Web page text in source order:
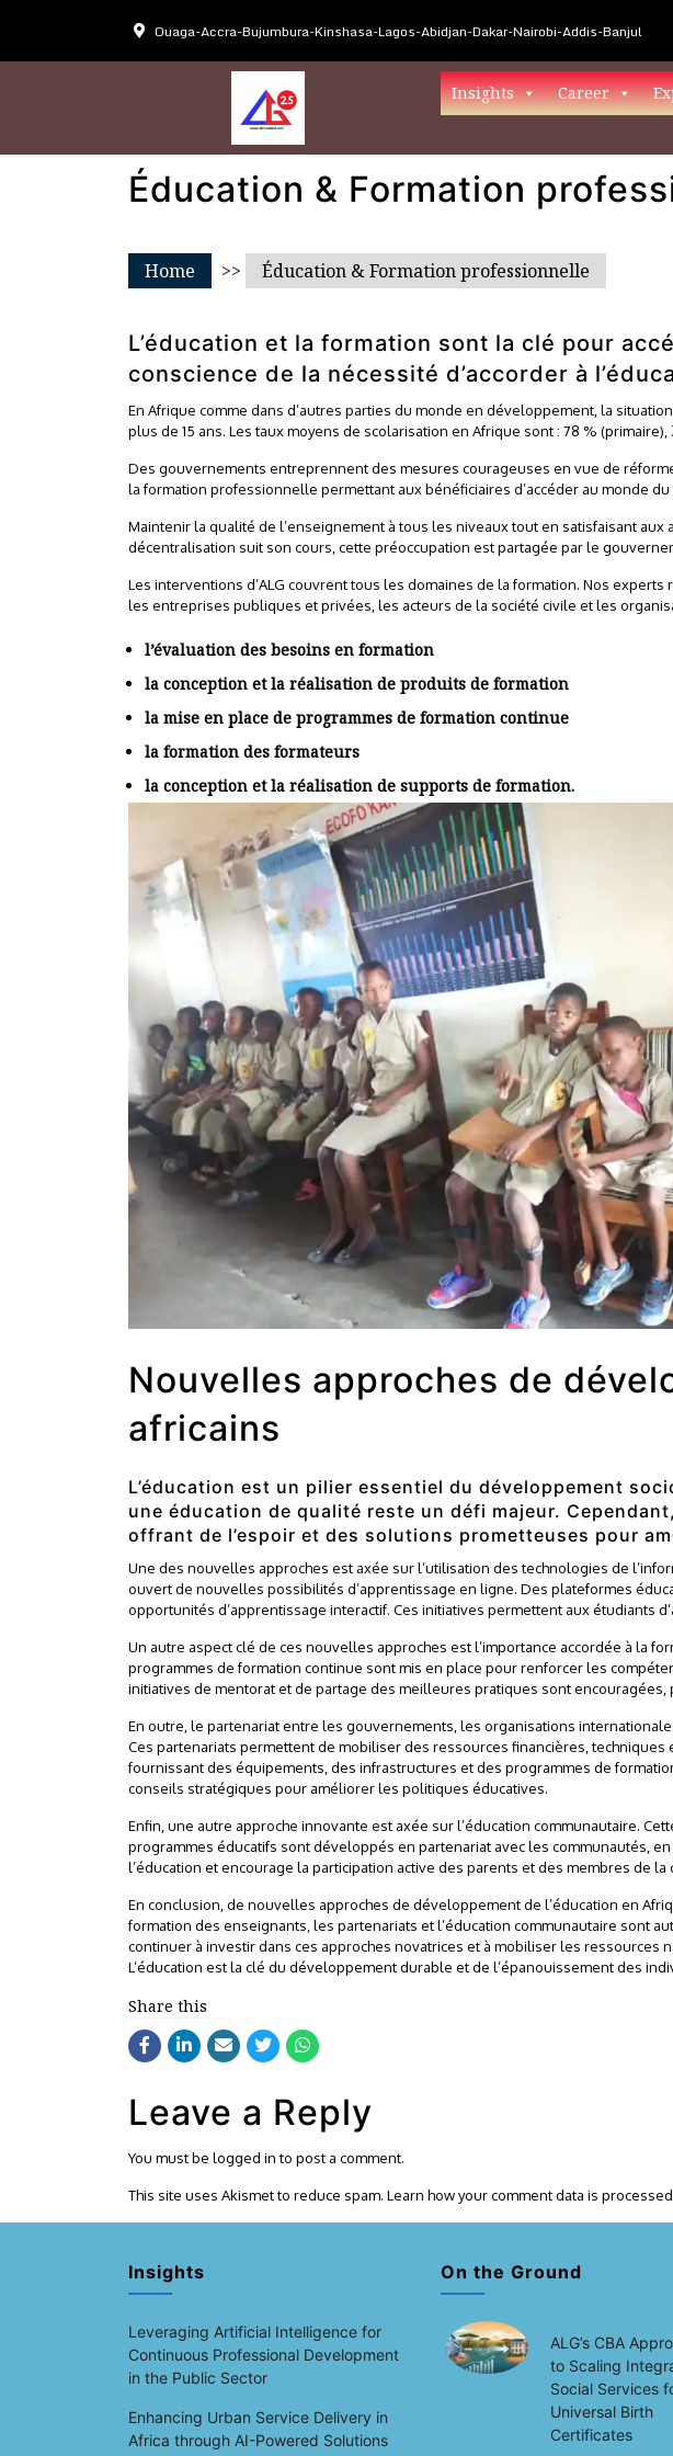
Ouaga-Accra-Bujumbura-Kinshasa-Lagos-Abidjan-Dakar-Nairobi-Addis-Banjul
Insights Career
Éducation & Formation
Home >> Éducation & Formation professionnelle
L’éducation et la formation sont la clé pour
conscience de la nécessité d’accorder à
En Afrique comme dans d’autres parties du monde en développement, la
plus de 15 ans. Les taux moyens de scolarisation en Afrique sont : 78 %
Des gouvernements entreprennent des mesures courageuses en vue de
la formation professionnelle permettant aux bénéficiaires d’accéder au monde du
Maintenir la qualité de l’enseignement à tous les niveaux tout en satisfaisant
décentralisation suit son cours, cette préoccupation est partagée par le
Les interventions d’ALG couvrent tous les domaines de la formation. Nos
les entreprises publiques et privées, les acteurs de la société civile et les
l’évaluation des besoins en formation
la conception et la réalisation de produits de formation
la mise en place de programmes de formation continue
la formation des formateurs
la conception et la réalisation de supports de formation.
Nouvelles approches de
africains
L’éducation est un pilier essentiel du développement
une éducation de qualité reste un défi majeur.
offrant de l’espoir et des solutions prometteuses pour
Une des nouvelles approches est axée sur l’utilisation des technologies de
ouvert de nouvelles possibilités d’apprentissage en ligne. Des plateformes
opportunités d’apprentissage interactif. Ces initiatives permettent aux étudiants
Un autre aspect clé de ces nouvelles approches est l’importance accordée à la
programmes de formation continue sont mis en place pour renforcer les
initiatives de mentorat et de partage des meilleures pratiques sont
En outre, le partenariat entre les gouvernements, les organisations
Ces partenariats permettent de mobiliser des ressources financières,
fournissant des équipements, des infrastructures et des programmes de
conseils stratégiques pour améliorer les politiques éducatives.
Enfin, une autre approche innovante est axée sur l’éducation communautaire.
programmes éducatifs sont développés en partenariat avec les communautés,
l’éducation et encourage la participation active des parents et des membres de
En conclusion, de nouvelles approches de développement de l’éducation en
formation des enseignants, les partenariats et l’éducation communautaire sont
continuer à investir dans ces approches novatrices et à mobiliser les ressources
L’éducation est la clé du développement durable et de l’épanouissement des
Share this
Leave a Reply
You must be logged into post a comment.
This site uses Akismet to reduce spam. Learn how your comment data is
Insights
Leveraging Artificial Intelligence for
Continuous Professional Development
in the Public Sector
Enhancing Urban Service Delivery in
Africa through AI-Powered Solutions
On the Ground
ALG’s CBA
to Scaling
Social Services
Universal Birth
Certificates